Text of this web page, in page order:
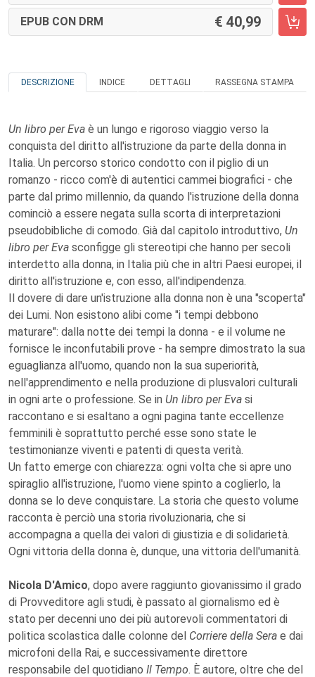
EPUB CON DRM 40,99
DESCRIZIONE INDICE DETTAGLI RASSEGNA STAMPA
Un libro per Eva è un lungo e rigoroso viaggio verso la
conquista del diritto all'istruzione da parte della donna in
Italia. Un percorso storico condotto con il piglio di un
romanzo - ricco com'è di autentici cammei biografici - che
parte dal primo millennio, da quando l'istruzione della donna
cominciò a essere negata sulla scorta di interpretazioni
pseudobibliche di comodo. Già dal capitolo introduttivo, Un
libro per Eva sconfigge gli stereotipi che hanno per secoli
interdetto alla donna, in Italia più che in altri Paesi europei, il
diritto all'istruzione e, con esso, all'indipendenza.
Il dovere di dare un'istruzione alla donna non è una "scoperta"
dei Lumi. Non esistono alibi come "i tempi debbono
maturare": dalla notte dei tempi la donna - e il volume ne
fornisce le inconfutabili prove - ha sempre dimostrato la sua
eguaglianza all'uomo, quando non la sua superiorità,
nell'apprendimento e nella produzione di plusvalori culturali
in ogni arte o professione. Se in Un libro per Eva si
raccontano e si esaltano a ogni pagina tante eccellenze
femminili è soprattutto perché esse sono state le
testimonianze viventi e patenti di questa verità.
Un fatto emerge con chiarezza: ogni volta che si apre uno
spiraglio all'istruzione, l'uomo viene spinto a coglierlo, la
donna se lo deve conquistare. La storia che questo volume
racconta è perciò una storia rivoluzionaria, che si
accompagna a quella dei valori di giustizia e di solidarietà.
Ogni vittoria della donna è, dunque, una vittoria dell'umanità.
Nicola D'Amico, dopo avere raggiunto giovanissimo il grado
di Provveditore agli studi, è passato al giornalismo ed è
stato per decenni uno dei più autorevoli commentatori di
politica scolastica dalle colonne del Corriere della Sera e dai
microfoni della Rai, e successivamente direttore
responsabile del quotidiano Il Tempo. È autore, oltre che del